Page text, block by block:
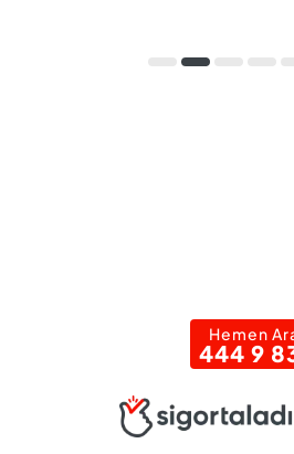
önem taşır. Düzenli olarak
korozyon, motor arızaları ve
Hemen
444 9